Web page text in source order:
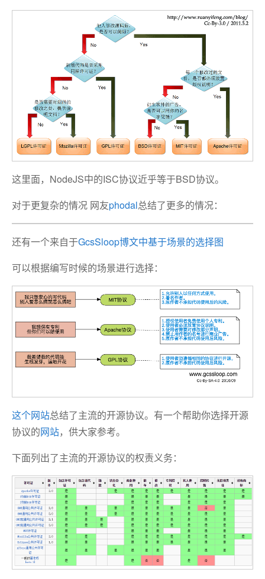
这里面，NodeJS中的ISC协议近乎等于BSD协议。
对于更复杂的情况 网友phodal总结了更多的情况：
还有一个来自于GcsSloop博文中基于场景的选择图
可以根据编写时候的场景进行选择：
这个网站总结了主流的开源协议。有一个帮助你选择开源
协议的网站，供大家参考。
下面列出了主流的开源协议的权责义务：